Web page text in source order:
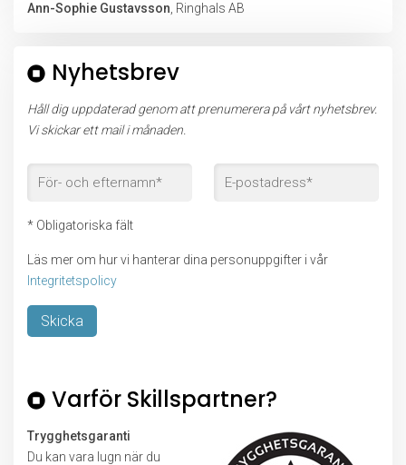
Ann-Sophie Gustavsson , Ringhals AB
Nyhetsbrev
Håll dig uppdaterad genom att prenumerera på vårt nyhetsbrev.
Vi skickar ett mail i månaden.
* Obligatoriska fält
Läs mer om hur vi hanterar dina personuppgifter i vår
Integritetspolicy
Varför Skillspartner?
Trygghetsgaranti
Du kan vara lugn när du